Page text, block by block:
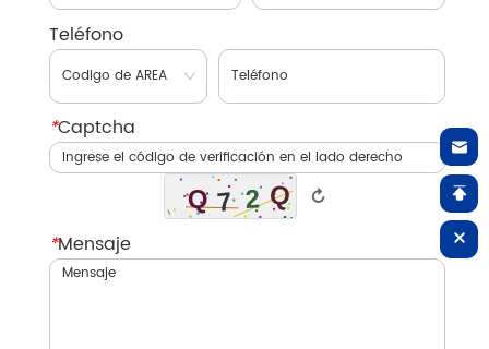
Teléfono
*Captcha
↻
*Mensaje